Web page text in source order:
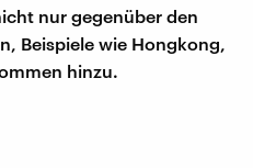
nur gegenüber den
Beispiele wie Hongkong,
hinzu.